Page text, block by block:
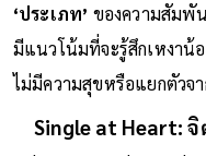
‘ประเภท’ ของความสัมพั
มีแนวโน้มที่จะรู้สึกเหงา
ไม่มีความสุขหรือแยกตัวจ
Single at Heart: